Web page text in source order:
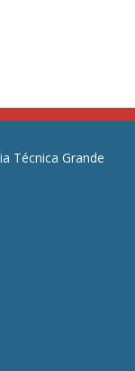
Técnica Grande